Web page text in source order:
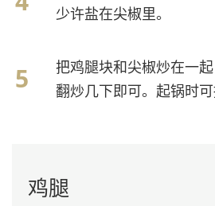
少许盐在尖椒里。
把鸡腿块和尖椒炒在一起
翻炒几下即可。起锅时可
鸡腿